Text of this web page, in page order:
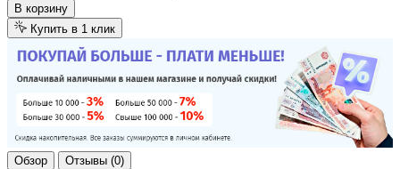
В корзину
Купить в 1 клик
Обзор Отзывы (0)